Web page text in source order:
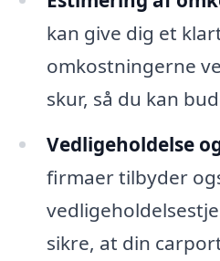
kan give dig et
omkostningerne
skur, så du kan
Vedligeholdelse
firmaer tilbyder
sikre, at din